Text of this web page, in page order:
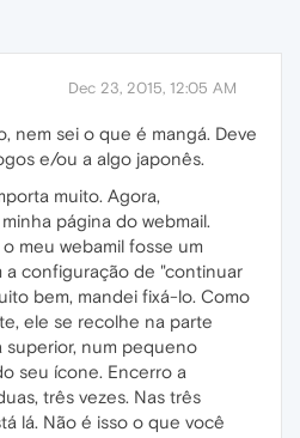
Dec 23, 2015, 12:05 AM
nem sei o que é mangá. Deve
e/ou a algo japonês.
muito. Agora,
página do webmail.
meu webamil fosse um
a configuração de "continuar
bem, mandei fixá-lo. Como
ele se recolhe na parte
superior, num pequeno
seu ícone. Encerro a
três vezes. Nas três
lá. Não é isso o que você